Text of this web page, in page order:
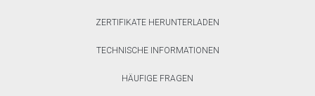
ZERTIFIKATE HERUNTERLADEN
TECHNISCHE INFORMATIONEN
HÄUFIGE FRAGEN